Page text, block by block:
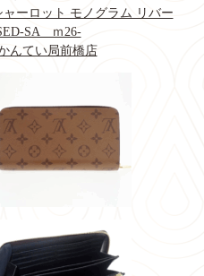
ャーロット モノグラム リバー
ｍ26‐
んてい局前橋店